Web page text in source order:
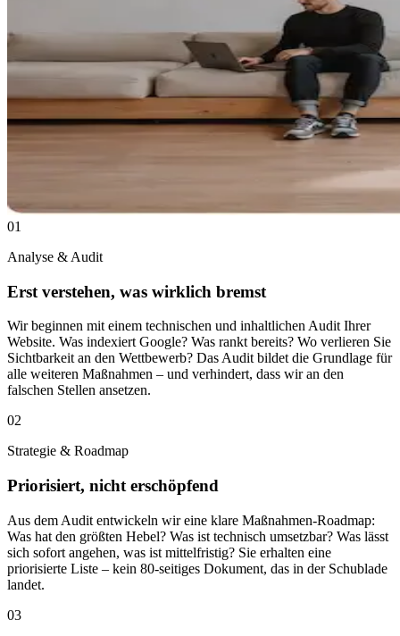
01
Analyse & Audit
Erst verstehen, was wirklich bremst
Wir beginnen mit einem technischen und inhaltlichen Audit Ihrer
Website. Was indexiert Google? Was rankt bereits? Wo verlieren Sie
Sichtbarkeit an den Wettbewerb? Das Audit bildet die Grundlage für
alle weiteren Maßnahmen – und verhindert, dass wir an den
falschen Stellen ansetzen.
02
Strategie & Roadmap
Priorisiert, nicht erschöpfend
Aus dem Audit entwickeln wir eine klare Maßnahmen-Roadmap:
Was hat den größten Hebel? Was ist technisch umsetzbar? Was lässt
sich sofort angehen, was ist mittelfristig? Sie erhalten eine
priorisierte Liste – kein 80-seitiges Dokument, das in der Schublade
landet.
03